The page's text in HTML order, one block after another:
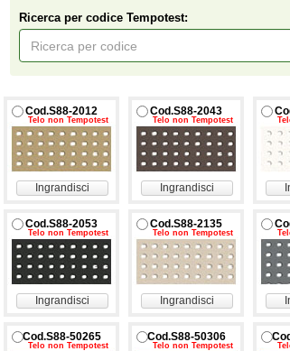
Ricerca per codice Tempotest:
Cod.S88-2012
Telo non Tempotest
Ingrandisci
Cod.S88-2043
Telo non Tempotest
Ingrandisci
Cod.S88-2053
Telo non Tempotest
Ingrandisci
Cod.S88-2135
Telo non Tempotest
Ingrandisci
Cod.S88-50265
Telo non Tempotest
Cod.S88-50306
Telo non Tempotest